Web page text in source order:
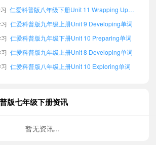
仁爱科普版八年级下册Unit 11 Wrapping Up单词
仁爱科普版九年级上册Unit 9 Developing单词
仁爱科普版九年级下册Unit 10 Preparing单词
仁爱科普版九年级上册Unit 8 Developing单词
仁爱科普版八年级上册Unit 10 Exploring单词
版七年级下册资讯
暂无资讯...